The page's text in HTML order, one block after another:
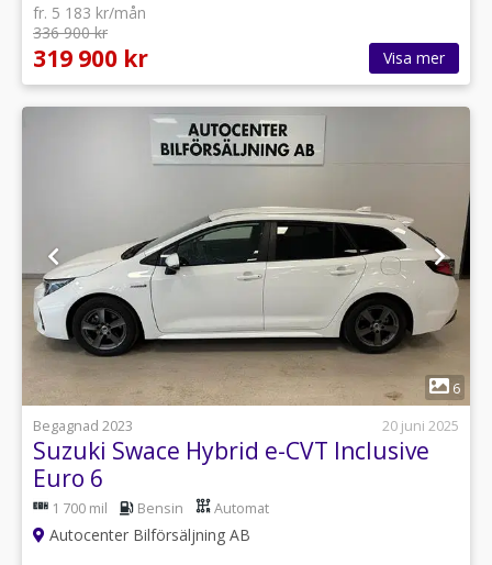
fr. 5 183 kr/mån
336 900 kr
319 900 kr Visa mer
1
6
Begagnad 2023
20 juni 2025
Suzuki Swace Hybrid e-CVT Inclusive
Euro 6
1 700 mil Bensin Automat
Autocenter Bilförsäljning AB